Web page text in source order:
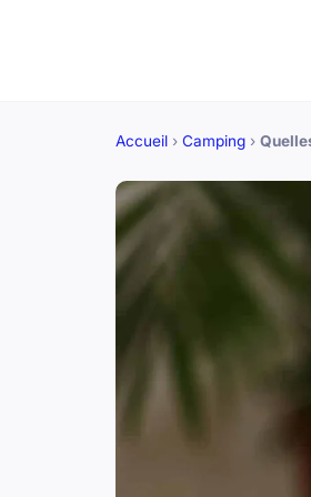
Accueil › Camping ›